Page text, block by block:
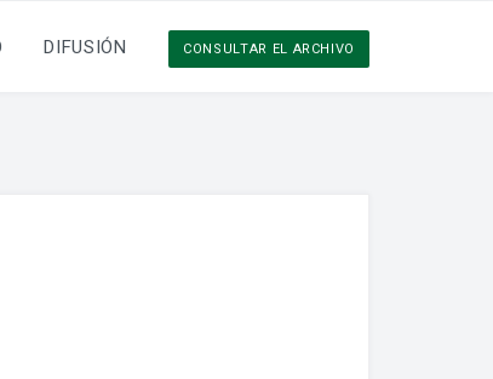
DIFUSIÓN CONSULTAR EL ARCHIVO